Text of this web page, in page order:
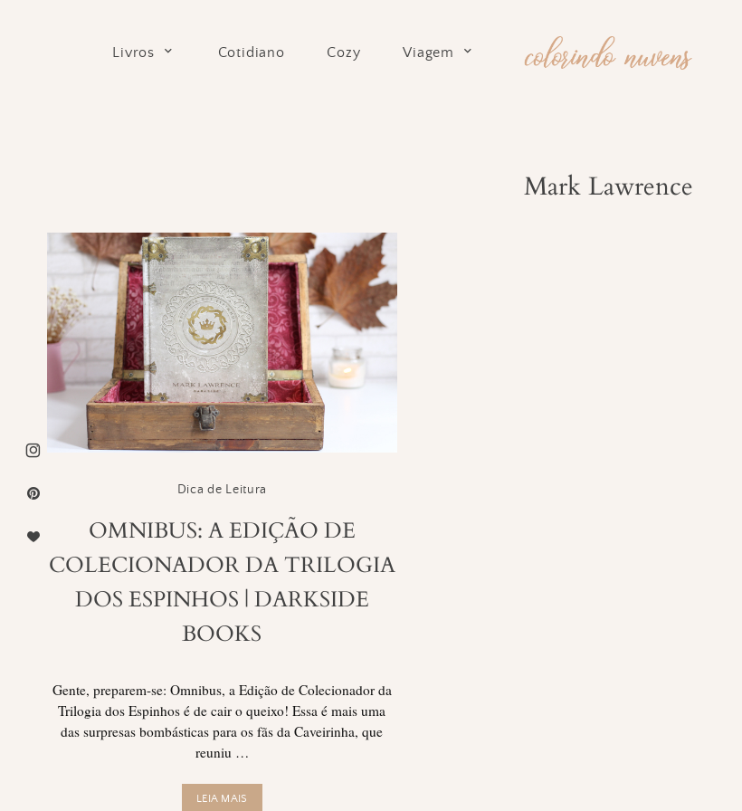
Livros Cotidiano Cozy Viagem
Mark Lawrence
Dica de Leitura
OMNIBUS: A EDIÇÃO DE
COLECIONADOR DA TRILOGIA
DOS ESPINHOS | DARKSIDE
BOOKS
Gente, preparem-se: Omnibus, a Edição de Colecionador da
Trilogia dos Espinhos é de cair o queixo! Essa é mais uma
das surpresas bombásticas para os fãs da Caveirinha, que
reuniu …
LEIA MAIS